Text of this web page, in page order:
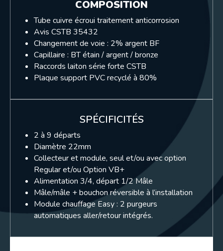
COMPOSITION
Tube cuivre écroui traitement anticorrosion
Avis CSTB 35432
Changement de voie : 2% argent BF
Capillaire : BT étain / argent / bronze
Raccords laiton série forte CSTB
Plaque support PVC recyclé à 80%
SPÉCIFICITÉS
2 à 9 départs
Diamètre 22mm
Collecteur et module, seul et/ou avec option
Regular et/ou Option VB+
Alimentation 3/4, départ 1/2 Mâle
Mâle/mâle + bouchon réversible à l’installation
Module chauffage Easy : 2 purgeurs
automatiques aller/retour intégrés.